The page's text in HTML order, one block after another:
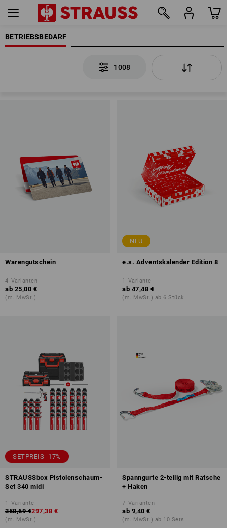
BETRIEBSBEDARF
1008
Warengutschein
4 Varianten
ab 25,00 €
(m. MwSt.)
NEU
e.s. Adventskalender Edition 8
1 Variante
ab 47,48 €
(m. MwSt.) ab 6 Stück
SETPREIS -17%
STRAUSSbox Pistolenschaum-
Set 340 midi
1 Variante
358,69 €297,38 €
(m. MwSt.)
Spanngurte 2-teilig mit Ratsche
+ Haken
7 Varianten
ab 9,40 €
(m. MwSt.) ab 10 Sets